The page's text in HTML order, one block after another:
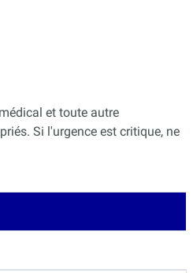
et toute autre
Si l'urgence est critique, ne